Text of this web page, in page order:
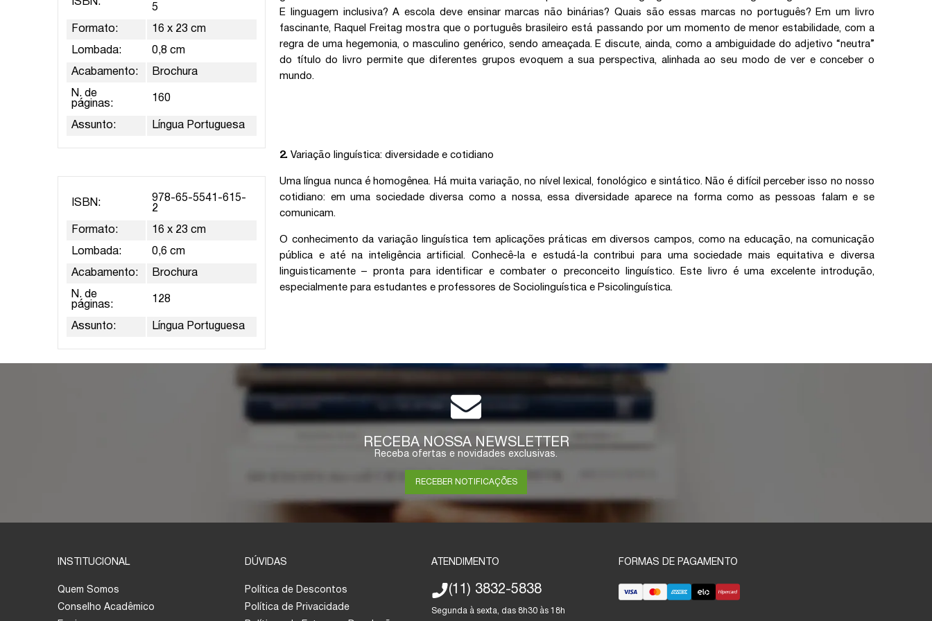
ISBN:
5
Formato: 16 x 23 cm
Lombada: 0,8 cm
Acabamento: Brochura
N. de
páginas:
160
Assunto: Língua Portuguesa
E linguagem inclusiva? A escola deve ensinar marcas não binárias? Quais são essas marcas no português? Em um livro
fascinante, Raquel Freitag mostra que o português brasileiro está passando por um momento de menor estabilidade, com a
regra de uma hegemonia, o masculino genérico, sendo ameaçada. E discute, ainda, como a ambiguidade do adjetivo “neutra”
do título do livro permite que diferentes grupos evoquem a sua perspectiva, alinhada ao seu modo de ver e conceber o
mundo.
2. Variação linguística: diversidade e cotidiano
ISBN:
978-65-5541-615-
2
Formato: 16 x 23 cm
Lombada: 0,6 cm
Acabamento: Brochura
N. de
páginas:
128
Assunto: Língua Portuguesa
Uma língua nunca é homogênea. Há muita variação, no nível lexical, fonológico e sintático. Não é difícil perceber isso no nosso
cotidiano: em uma sociedade diversa como a nossa, essa diversidade aparece na forma como as pessoas falam e se
comunicam.
O conhecimento da variação linguística tem aplicações práticas em diversos campos, como na educação, na comunicação
pública e até na inteligência artificial. Conhecê-la e estudá-la contribui para uma sociedade mais equitativa e diversa
linguisticamente – pronta para identificar e combater o preconceito linguístico. Este livro é uma excelente introdução,
especialmente para estudantes e professores de Sociolinguística e Psicolinguística.
RECEBA NOSSA NEWSLETTER
Receba ofertas e novidades exclusivas.
RECEBER NOTIFICAÇÕES
INSTITUCIONAL
Quem Somos
Conselho Acadêmico
DÚVIDAS
Política de Descontos
Política de Privacidade
ATENDIMENTO
(11) 3832-5838
Segunda à sexta, das 8h30 às 18h
FORMAS DE PAGAMENTO